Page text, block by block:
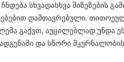
სხვადასხვა მიზეზების
დამთავრებული.
გაქვთ, აუცილებლად უნდა
და სწორი